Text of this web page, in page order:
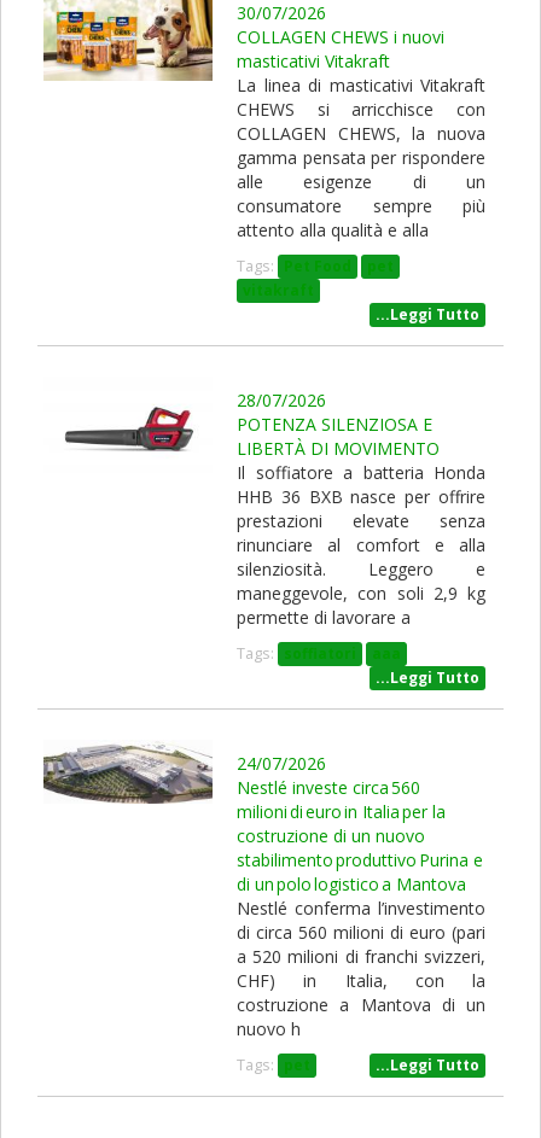
30/07/2026
COLLAGEN CHEWS i nuovi
masticativi Vitakraft
La linea di masticativi Vitakraft
CHEWS si arricchisce con
COLLAGEN CHEWS, la nuova
gamma pensata per rispondere
alle esigenze di un
consumatore sempre più
attento alla qualità e alla
Tags: Pet Food
pet
vitakraft
...Leggi Tutto
28/07/2026
POTENZA SILENZIOSA E
LIBERTÀ DI MOVIMENTO
Il soffiatore a batteria Honda
HHB 36 BXB nasce per offrire
prestazioni elevate senza
rinunciare al comfort e alla
silenziosità. Leggero e
maneggevole, con soli 2,9 kg
permette di lavorare a
Tags: soffiatori
aaa
...Leggi Tutto
24/07/2026
Nestlé investe circa 560
milioni di euro in Italia per la
costruzione di un nuovo
stabilimento produttivo Purina e
di un polo logistico a Mantova
Nestlé conferma l’investimento
di circa 560 milioni di euro (pari
a 520 milioni di franchi svizzeri,
CHF) in Italia, con la
costruzione a Mantova di un
nuovo h
Tags: pet ...Leggi Tutto